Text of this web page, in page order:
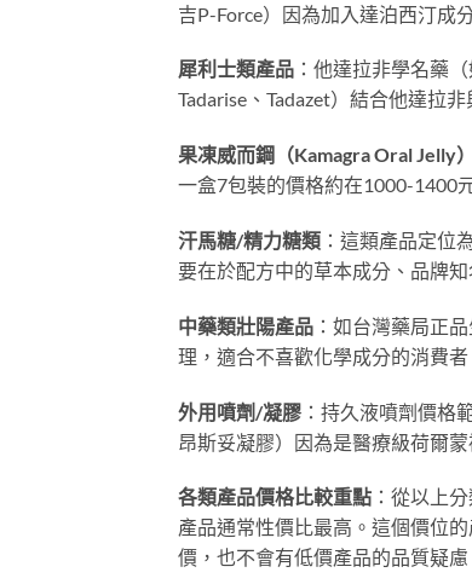
吉P-Force）因為加入達泊西汀成
犀利士類產品 ：他達拉非學名藥
Tadarise、Tadazet）結合他達拉
果凍威而鋼（Kamagra Oral Jelly）
一盒7包裝的價格約在1000-1400
汗馬糖/精力糖類 ：這類產品定位
要在於配方中的草本成分、品牌
中藥類壯陽產品 ：如台灣藥局正
理，適合不喜歡化學成分的消費者
外用噴劑/凝膠 ：持久液噴劑價格
昂斯妥凝膠）因為是醫療級荷爾
各類產品價格比較重點 ：從以上
產品通常性價比最高。這個價位
價，也不會有低價產品的品質疑